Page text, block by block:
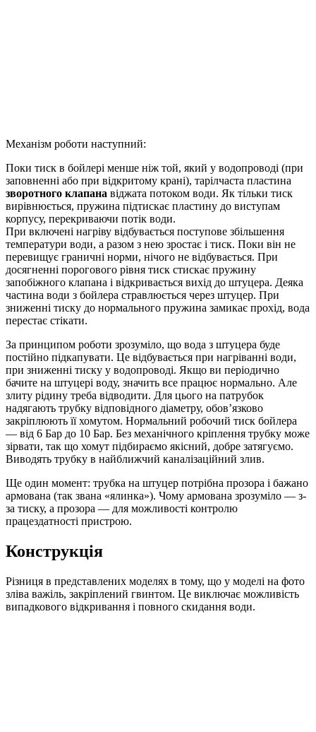
Механізм роботи наступний:
Поки тиск в бойлері менше ніж той, який у водопроводі (при
заповненні або при відкритому крані), тарілчаста пластина
зворотного клапана віджата потоком води. Як тільки тиск
вирівнюється, пружина підтискає пластину до виступам
корпусу, перекриваючи потік води.
При включені нагріву відбувається поступове збільшення
температури води, а разом з нею зростає і тиск. Поки він не
перевищує граничні норми, нічого не відбувається. При
досягненні порогового рівня тиск стискає пружину
запобіжного клапана і відкривається вихід до штуцера. Деяка
частина води з бойлера стравлюється через штуцер. При
зниженні тиску до нормального пружина замикає прохід, вода
перестає стікати.
За принципом роботи зрозуміло, що вода з штуцера буде
постійно підкапувати. Це відбувається при нагріванні води,
при зниженні тиску у водопроводі. Якщо ви періодично
бачите на штуцері воду, значить все працює нормально. Але
злиту рідину треба відводити. Для цього на патрубок
надягають трубку відповідного діаметру, обов’язково
закріплюють її хомутом. Нормальний робочий тиск бойлера
— від 6 Бар до 10 Бар. Без механічного кріплення трубку може
зірвати, так що хомут підбираємо якісний, добре затягуємо.
Виводять трубку в найближчий каналізаційний злив.
Ще один момент: трубка на штуцер потрібна прозора і бажано
армована (так звана «ялинка»). Чому армована зрозуміло — з-
за тиску, а прозора — для можливості контролю
працездатності пристрою.
Конструкція
Різниця в представлених моделях в тому, що у моделі на фото
зліва важіль, закріплений гвинтом. Це виключає можливість
випадкового відкривання і повного скидання води.